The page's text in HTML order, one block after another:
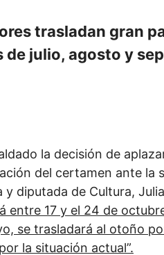
trasladan gran
de julio, agosto y
la decisión de
del certamen ante la
diputada de Cultura,
17 y el 24 de
se trasladará al otoño
la situación actual”.